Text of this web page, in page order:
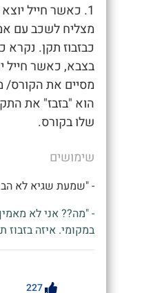
1. כאשר חייל
מצליח לשכב עם
כבזבוז תקן. נקרא
בצבא, כאשר חייל
מסיים את הקורס/
הוא "בזבז" את
שלו בקורס.
שימושים
- "שמעת שגיא לא
- "מה?? אני לא
במקומי. איזה בזבוז
227